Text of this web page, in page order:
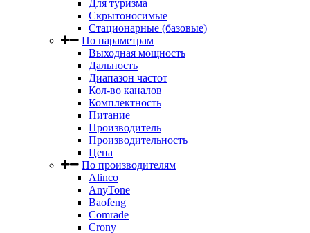
Для туризма
Скрытоносимые
Стационарные (базовые)
По параметрам
Выходная мощность
Дальность
Диапазон частот
Кол-во каналов
Комплектность
Питание
Производитель
Производительность
Цена
По производителям
Alinco
AnyTone
Baofeng
Comrade
Crony